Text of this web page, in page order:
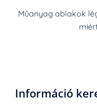
Műanyag ablakok
Információ